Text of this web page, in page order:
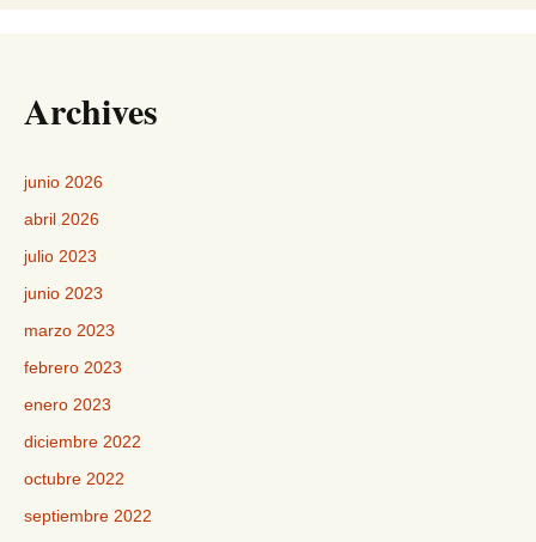
Archives
junio 2026
abril 2026
julio 2023
junio 2023
marzo 2023
febrero 2023
enero 2023
diciembre 2022
octubre 2022
septiembre 2022